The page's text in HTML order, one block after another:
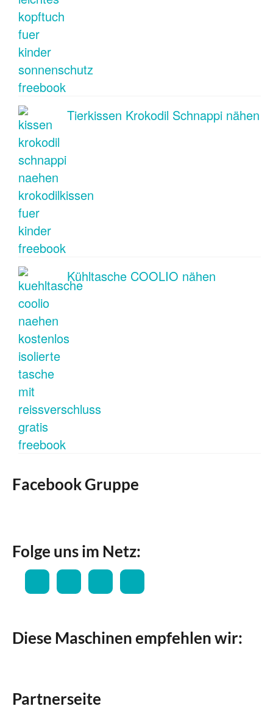
Tierkissen Krokodil Schnappi nähen
Kühltasche COOLIO nähen
Facebook Gruppe
Folge uns im Netz:
Diese Maschinen empfehlen wir:
Partnerseite